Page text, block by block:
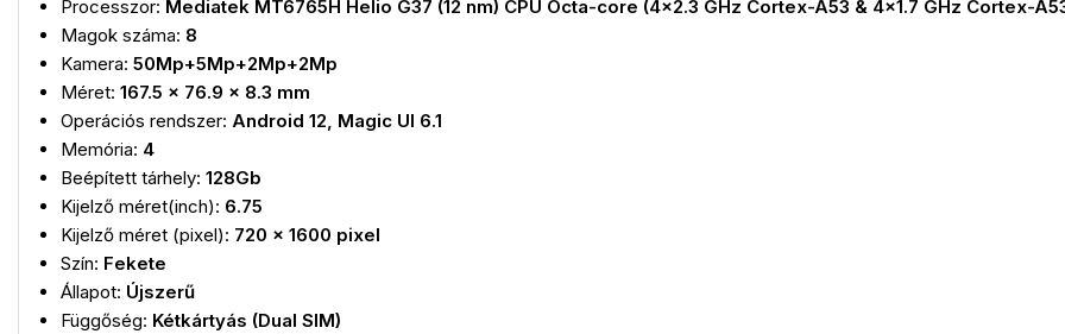
Processzor: Mediatek MT6765H Helio G37 (12 nm) CPU Octa-core (4×2.3 GHz Cortex-A53 & 4×1.7 GHz Cortex-
Magok száma: 8
Kamera: 50Mp+5Mp+2Mp+2Mp
Méret: 167.5 x 76.9 x 8.3 mm
Operációs rendszer: Android 12, Magic UI 6.1
Memória: 4
Beépített tárhely: 128Gb
Kijelző méret(inch): 6.75
Kijelző méret (pixel): 720 x 1600 pixel
Szín: Fekete
Állapot: Újszerű
Függőség: Kétkártyás (Dual SIM)